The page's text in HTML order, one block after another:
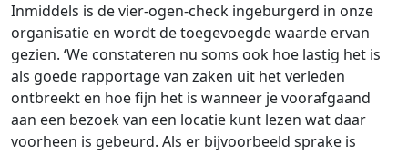
Inmiddels is de vier-ogen-check ingeburgerd in onze
organisatie en wordt de toegevoegde waarde ervan
gezien. ‘We constateren nu soms ook hoe lastig het is
als goede rapportage van zaken uit het verleden
ontbreekt en hoe fijn het is wanneer je voorafgaand
aan een bezoek van een locatie kunt lezen wat daar
voorheen is gebeurd. Als er bijvoorbeeld sprake is